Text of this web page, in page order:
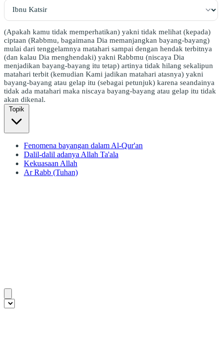
(Apakah kamu tidak memperhatikan) yakni tidak melihat (kepada)
ciptaan (Rabbmu, bagaimana Dia memanjangkan bayang-bayang)
mulai dari tenggelamnya matahari sampai dengan hendak terbitnya
(dan kalau Dia menghendaki) yakni Rabbmu (niscaya Dia
menjadikan bayang-bayang itu tetap) artinya tidak hilang sekalipun
matahari terbit (kemudian Kami jadikan matahari atasnya) yakni
bayang-bayang atau gelap itu (sebagai petunjuk) karena seandainya
tidak ada matahari maka niscaya bayang-bayang atau gelap itu tidak
akan dikenal.
Topik
Fenomena bayangan dalam Al-Qur'an
Dalil-dalil adanya Allah Ta'ala
Kekuasaan Allah
Ar Rabb (Tuhan)